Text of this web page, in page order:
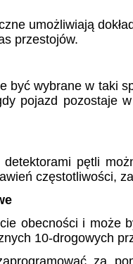
umożliwiają
przestojów.
być wybrane w taki
pojazd pozostaje
pętli
częstotliwości,
obecności i może
10-drogowych
za